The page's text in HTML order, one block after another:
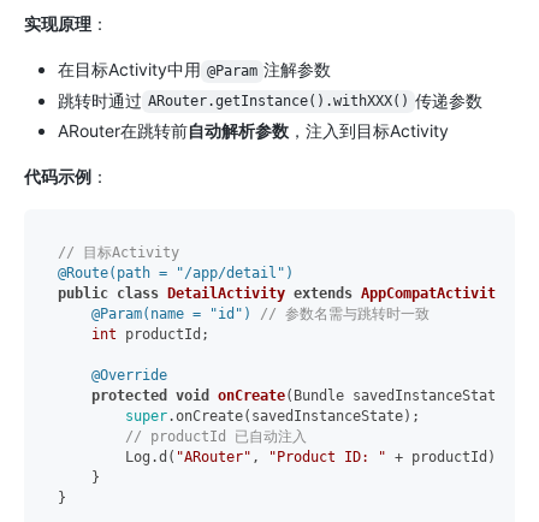
实现原理 ：
在目标Activity中用 @Param 注解参数
跳转时通过 ARouter.getInstance().withXXX() 传递参数
ARouter在跳转前自动解析参数 ，注入到目标Activity
代码示例 ：
// 目标Activity
@Route(path = "/app/detail")
public class DetailActivity extends AppCompatActivity
@Param(name = "id")
// 参数名需与跳转时一致
int productId;
@Override
protected
void onCreate(Bundle savedInstanceState)
super.onCreate(savedInstanceState);
// productId 已自动注入
        Log.d(
"ARouter" , "Product ID: " + productId);
    }
}